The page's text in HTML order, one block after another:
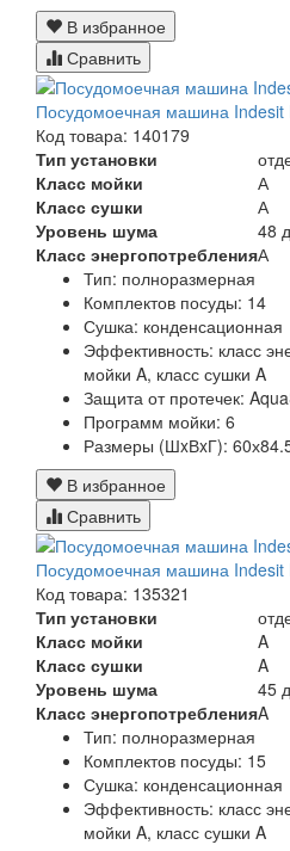
В избранное
Сравнить
Посудомоечная машина Indesit
Код товара: 140179
Тип установки
Класс мойки
А
Класс сушки
А
Уровень шума
48
Класс энергопотребленияА
Тип: полноразмерная
Комплектов посуды: 14
Сушка: конденсационная
Эффективность: класс
мойки A, класс сушки A
Защита от протечек:
Программ мойки: 6
Размеры (ШxВxГ):
В избранное
Сравнить
Посудомоечная машина Indesit
Код товара: 135321
Тип установки
Класс мойки
A
Класс сушки
A
Уровень шума
45
Класс энергопотребленияA
Тип: полноразмерная
Комплектов посуды: 15
Сушка: конденсационная
Эффективность: класс
мойки A, класс сушки A